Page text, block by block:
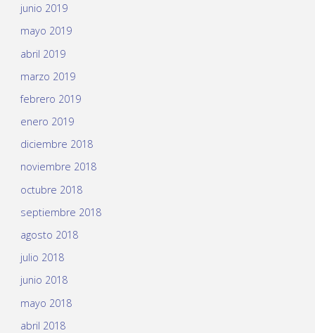
junio 2019
mayo 2019
abril 2019
marzo 2019
febrero 2019
enero 2019
diciembre 2018
noviembre 2018
octubre 2018
septiembre 2018
agosto 2018
julio 2018
junio 2018
mayo 2018
abril 2018